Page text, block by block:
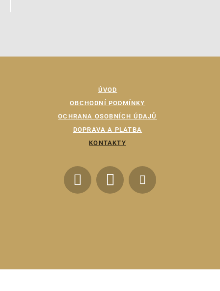
ÚVOD
OBCHODNÍ PODMÍNKY
OCHRANA OSOBNÍCH ÚDAJŮ
DOPRAVA A PLATBA
KONTAKTY